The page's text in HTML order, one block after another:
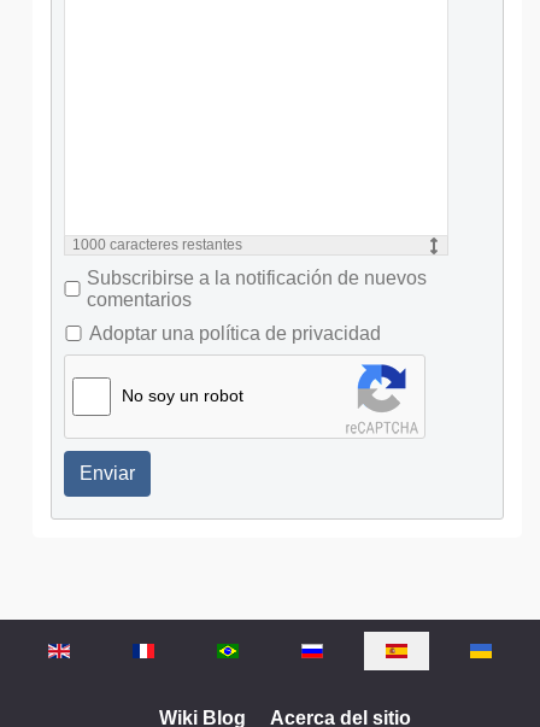
1000 caracteres restantes
Subscribirse a la notificación de nuevos
comentarios
Adoptar una política de privacidad
No soy un robot
Enviar
Seleccione su idioma
Wiki Blog Acerca del sitio